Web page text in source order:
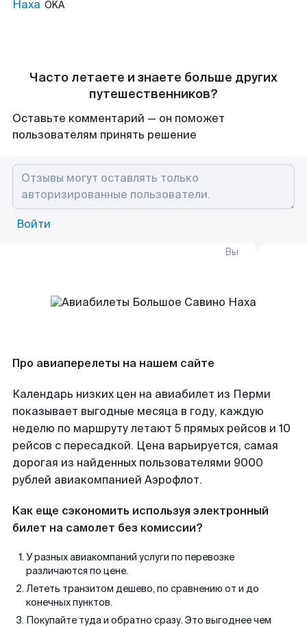
Наха OKA
Часто летаете и знаете больше других
путешественников?
Оставьте комментарий — он поможет
пользователям принять решение
Войти
Вы
Про авиаперелеты на нашем сайте
Календарь низких цен на авиабилет из Перми
показывает выгодные месяца в году, каждую
неделю по маршруту летают 5 прямых рейсов и 10
рейсов с пересадкой. Цена варьируется, самая
дорогая из найденных пользователями 9000
рублей авиакомпанией Аэрофлот.
Как еще сэкономить используя электронный
билет на самолет без комиссии?
У разных авиакомпаний услуги по перевозке
различаются по цене.
Лететь транзитом дешево, по сравнению от и до
конечных пунктов.
Покупайте туда и обратно сразу. Это выгоднее чем